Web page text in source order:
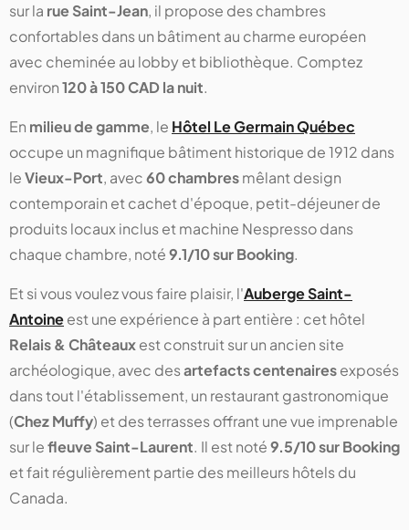
sur la rue Saint-Jean, il propose des chambres
confortables dans un bâtiment au charme européen
avec cheminée au lobby et bibliothèque. Comptez
environ120 à 150 CAD la nuit.
En milieu de gamme, le Hôtel Le Germain Québec
occupe un magnifique bâtiment historique de 1912 dans
leVieux-Port, avec60 chambresmêlant design
contemporain et cachet d'époque, petit-déjeuner de
produits locaux inclus et machine Nespresso dans
chaque chambre, noté9.1/10 sur Booking.
Et si vous voulez vous faire plaisir, l'Auberge Saint-
Antoineest une expérience à part entière : cet hôtel
Relais & Châteauxest construit sur un ancien site
archéologique, avec desartefacts centenairesexposés
dans tout l'établissement, un restaurant gastronomique
(Chez Muffy) et des terrasses offrant une vue imprenable
sur lefleuve Saint-Laurent. Il est noté9.5/10 sur Booking
et fait régulièrement partie des meilleurs hôtels du
Canada.